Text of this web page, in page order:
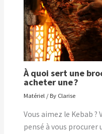
À quoi sert une
acheter une ?
Matériel / By Clarise
Vous aimez le Kebab
pensé à vous procurer